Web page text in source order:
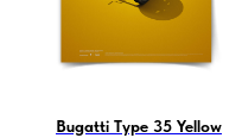
Bugatti Type 35 Yellow